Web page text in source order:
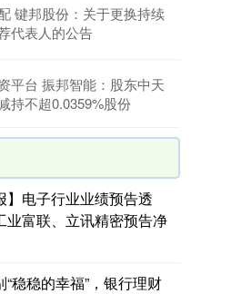
键邦股份：关于更换持续
代表人的公告
平台 振邦智能：股东中天
持不超0.0359%股份
】电子行业业绩预告透
业富联、立讯精密预告净
稳稳的幸福”，银行理财